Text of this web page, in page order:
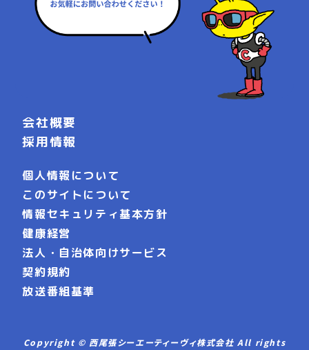
会社概要
採用情報
個人情報について
このサイトについて
情報セキュリティ基本方針
健康経営
法人・自治体向けサービス
契約規約
放送番組基準
Copyright © 西尾張シーエーティーヴィ株式会社 All rights